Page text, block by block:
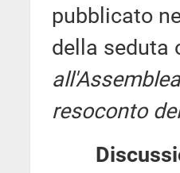
pubblicato
della seduta
resoconto